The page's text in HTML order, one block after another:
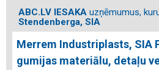
ABC.LV IESAKA uzņēmumus,
Stendenberga, SIA
Merrem Industriplasts, SIA
gumijas materiālu, detaļu